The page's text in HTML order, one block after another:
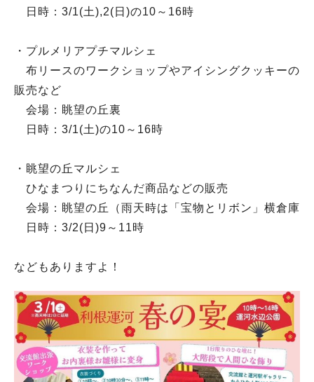
日時：3/1(土),2(日)の10～16時
・プルメリアプチマルシェ
布リースのワークショップやアイシングクッキーの
販売など
会場：眺望の丘裏
日時：3/1(土)の10～16時
・眺望の丘マルシェ
ひなまつりにちなんだ商品などの販売
会場：眺望の丘（雨天時は「宝物とリボン」横倉庫
日時：3/2(日)9～11時
などもありますよ！